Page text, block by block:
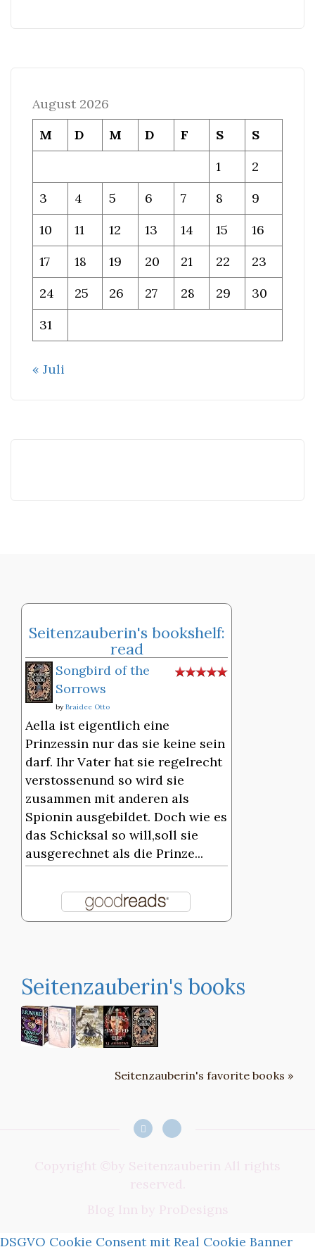
August 2026
M
D M D F S
S
1
2
3
4 5 6 7 8
9
10
11 12 13 14 15
16
17
18 19 20 21 22
23
24
25 26 27 28 29
30
31
« Juli
Seitenzauberin's bookshelf:
read
Songbird of the
Sorrows
by Braidee Otto
Aella ist eigentlich eine
Prinzessin nur das sie keine sein
darf. Ihr Vater hat sie regelrecht
verstossenund so wird sie
zusammen mit anderen als
Spionin ausgebildet. Doch wie es
das Schicksal so will,soll sie
ausgerechnet als die Prinze...
Seitenzauberin's books
Seitenzauberin's favorite books »
Copyright ©by Seitenzauberin All rights
reserved.
Blog Inn by ProDesigns
DSGVO Cookie Consent mit Real Cookie Banner